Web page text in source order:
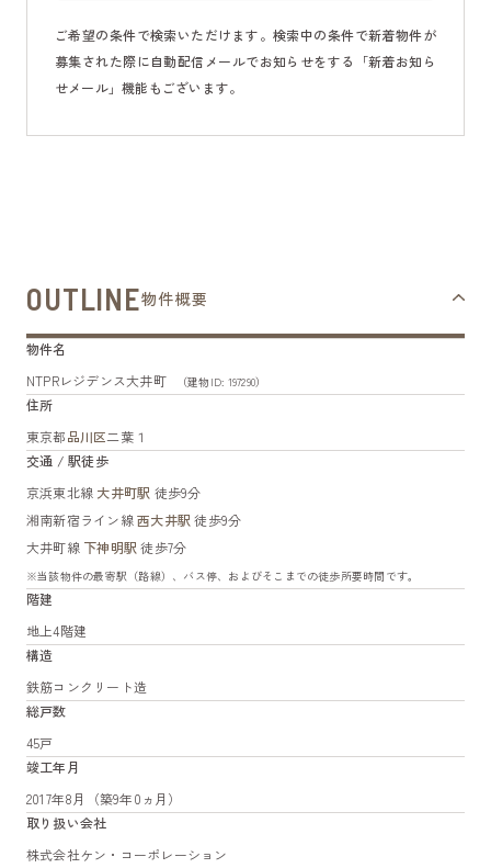
ご希望の条件で検索いただけます。検索中の条件で新着物件が
募集された際に自動配信メールでお知らせをする「新着お知ら
せメール」機能もございます。
OUTLINE物件概要
物件名
NTPRレジデンス大井町
（建物ID: 197290）
住所
東京都品川区二葉１
交通 / 駅徒歩
京浜東北線 大井町駅 徒歩9分
湘南新宿ライン線西大井駅 徒歩9分
大井町線 下神明駅 徒歩7分
※当該物件の最寄駅（路線）、バス停、およびそこまでの徒歩所要時間です。
階建
地上4階建
構造
鉄筋コンクリート造
総戸数
45戸
竣工年月
2017年8月（築9年0ヵ月）
取り扱い会社
株式会社ケン・コーポレーション